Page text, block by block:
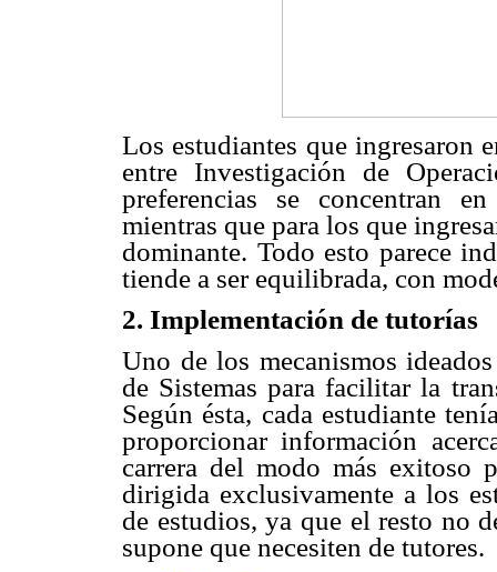
Los estudiantes que ingresaron
entre Investigación de
preferencias se concentran
mientras que para los que
dominante. Todo esto parece
tiende a ser equilibrada, con
2. Implementación de tutorías
Uno de los mecanismos
de Sistemas para facilitar la
Según ésta, cada estudiante
proporcionar información
carrera del modo más exitoso
dirigida exclusivamente a los
de estudios, ya que el resto no
supone que necesiten de tutores.